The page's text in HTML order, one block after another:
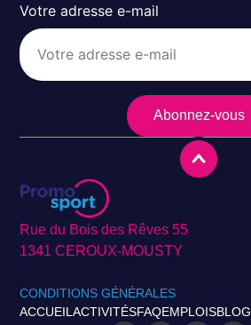
Votre adresse e-mail
Abonnez-vous
Rue du Bois des Rêves 55
1341 CEROUX-MOUSTY
CONDITIONS GÉNÉRALES
ACCUEILACTIVITÉSFAQEMPLOISBLOG